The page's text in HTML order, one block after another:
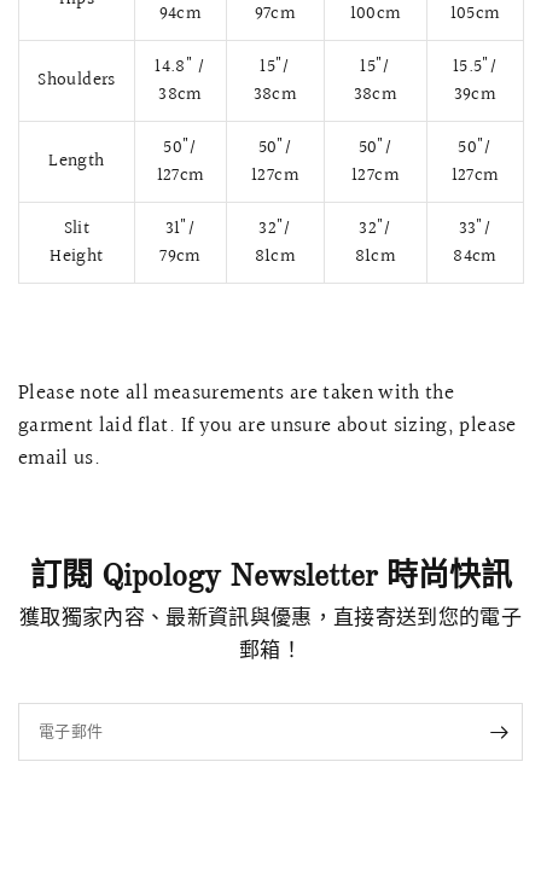
94cm
97cm
100cm
105cm
Shoulders
14.8" /
38cm
15"/
38cm
15"/
38cm
15.5"/
39cm
Length
50"/
127cm
50"/
127cm
50"/
127cm
50"/
127cm
Slit
Height
31"/
79cm
32"/
81cm
32"/
81cm
33"/
84cm
Please note all measurements are taken with the
garment laid flat. If you are unsure about sizing, please
email us.
訂閱 Qipology Newsletter 時尚快訊
獲取獨家內容、最新資訊與優惠，直接寄送到您的電子
郵箱！
電子郵件
快速瀏覽
蕾絲魚尾裙旗袍
SNOWDROP
$13,800.00